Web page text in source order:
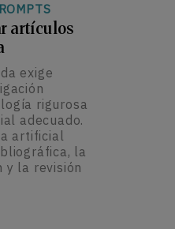
artículos
exige
rigurosa
adecuado.
artificial
la
y la revisión